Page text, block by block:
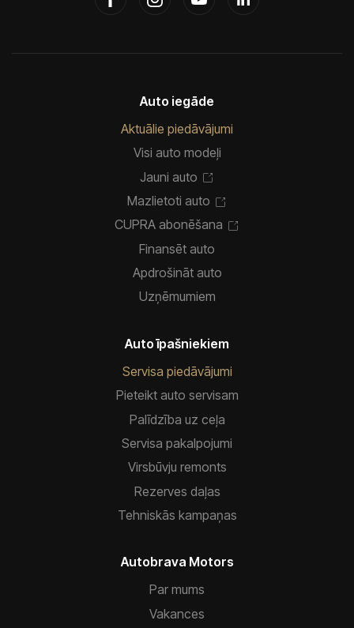
Auto iegāde
Aktuālie piedāvājumi
Visi auto modeļi
Jauni auto
Mazlietoti auto
CUPRA abonēšana
Finansēt auto
Apdrošināt auto
Uzņēmumiem
Auto īpašniekiem
Servisa piedāvājumi
Pieteikt auto servisam
Palīdzība uz ceļa
Servisa pakalpojumi
Virsbūvju remonts
Rezerves daļas
Tehniskās kampaņas
Autobrava Motors
Par mums
Vakances